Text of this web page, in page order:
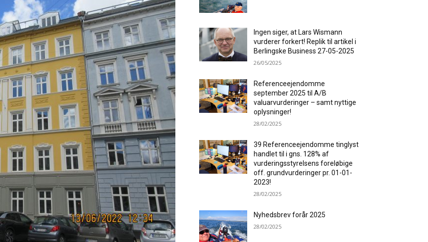
Ingen siger, at Lars Wismann
vurderer forkert! Replik til artikel i
Berlingske Business 27-05-2025
26/05/2025
Referenceejendomme
september 2025 til A/B
valuarvurderinger – samt nyttige
oplysninger!
28/02/2025
39 Referenceejendomme tinglyst
handlet til i gns. 128% af
vurderingsstyrelsens foreløbige
off. grundvurderinger pr. 01-01-
2023!
28/02/2025
Nyhedsbrev forår 2025
28/02/2025